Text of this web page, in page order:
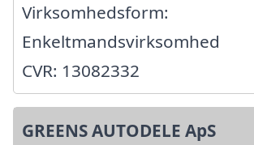
Virksomhedsform:
Enkeltmandsvirksomhed
CVR: 13082332
GREENS AUTODELE ApS